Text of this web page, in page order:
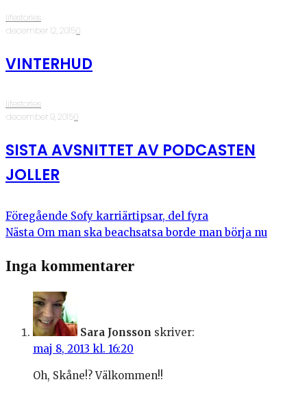
lifestories
·december 12, 2015·0
VINTERHUD
lifestories
·december 9, 2015·0
SISTA AVSNITTET AV PODCASTEN
JOLLER
Föregående Sofy karriärtipsar, del fyra
Nästa Om man ska beachsatsa borde man börja nu
Inga kommentarer
Sara Jonsson skriver:
maj 8, 2013 kl. 16:20
Oh, Skåne!? Välkommen!!